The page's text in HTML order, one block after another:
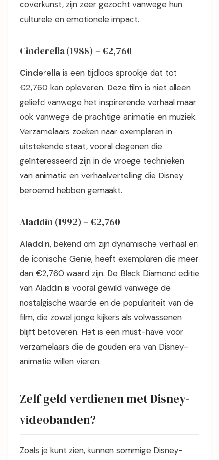
coverkunst, zijn zeer gezocht vanwege hun
culturele en emotionele impact.
Cinderella (1988) – €2,760
Cinderella is een tijdloos sprookje dat tot
€2,760 kan opleveren. Deze film is niet alleen
geliefd vanwege het inspirerende verhaal maar
ook vanwege de prachtige animatie en muziek.
Verzamelaars zoeken naar exemplaren in
uitstekende staat, vooral degenen die
geïnteresseerd zijn in de vroege technieken
van animatie en verhaalvertelling die Disney
beroemd hebben gemaakt.
Aladdin (1992) – €2,760
Aladdin, bekend om zijn dynamische verhaal en
de iconische Genie, heeft exemplaren die meer
dan €2,760 waard zijn. De Black Diamond editie
van Aladdin is vooral gewild vanwege de
nostalgische waarde en de populariteit van de
film, die zowel jonge kijkers als volwassenen
blijft betoveren. Het is een must-have voor
verzamelaars die de gouden era van Disney-
animatie willen vieren.
Zelf geld verdienen met Disney-
videobanden?
Zoals je kunt zien, kunnen sommige Disney-